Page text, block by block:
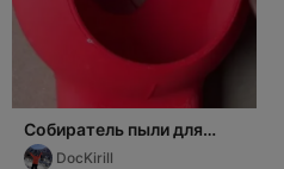
Собиратель пыли для
дрелиDocKirill